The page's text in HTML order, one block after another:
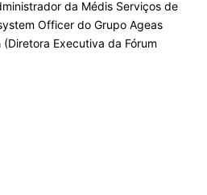
da Médis Serviços de
Officer do Grupo Ageas
(Diretora Executiva da Fórum